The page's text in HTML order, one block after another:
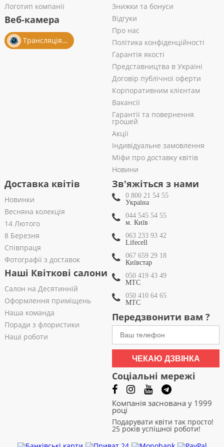
Логотип компанії
Веб-камера
Трансляція із салону
Знижки та бонуси
Відгуки
Про нас
Політика конфіденційності
Гарантія якості
Представництва в Україні
Договір публічної оферти
Корпоративним клієнтам
Вакансії
Гарантії та повернення
грошей
Акції
Індивідуальне замовлення
Міфи про доставку квітів
Новини
Доставка квітів
Новинки
Весняна колекція
14 Лютого
8 Березня
Співпраця
Фотографії з доставок
Наші Квіткові салони
Салон на Десятинній
Оформлення приміщень
Наша команда
Поради з флористики
Наші роботи
Зв'яжіться з нами
0 800 21 54 55
Україна
044 545 54 55
м. Київ
063 233 93 42
Lifecell
067 659 29 18
Київстар
050 419 43 49
МТС
050 410 64 65
МТС
Передзвонити вам ?
ЧЕКАЮ ДЗВІНКА
Соціальні мережі
Компанія заснована у 1999
році
Подарувати квіти так просто!
25 років успішної роботи!